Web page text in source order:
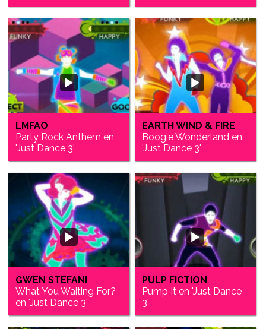
LMFAO
Party Rock Anthem en
'Just Dance 3'
EARTH WIND & FIRE
Boogie Wonderland en
'Just Dance 3'
GWEN STEFANI
What You Waiting For?
en 'Just Dance 3'
PULP FICTION
Pump It en 'Just Dance
3'